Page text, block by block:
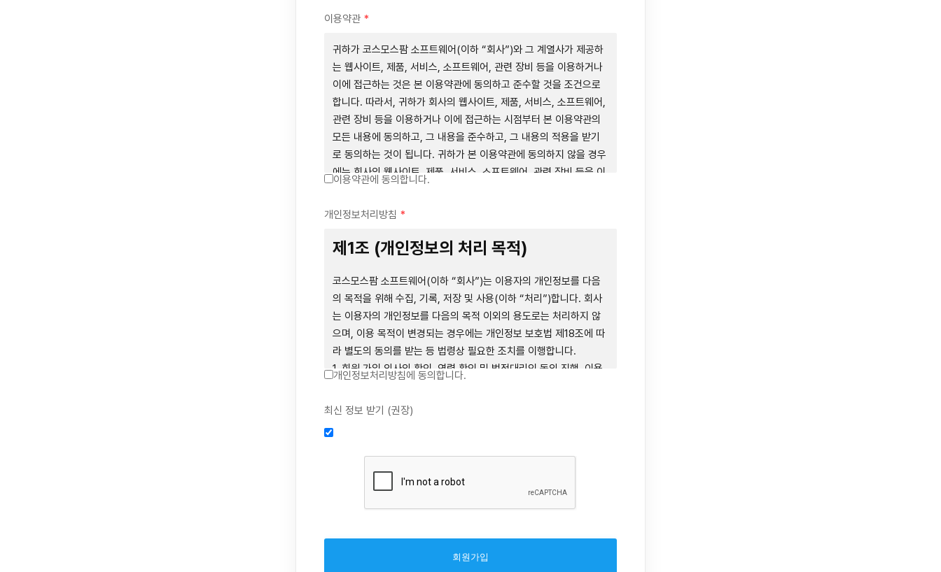
이용약관 *
귀하가 코스모스팜 소프트웨어(이하 “회사”)와 그 계열사가 제공하
는 웹사이트, 제품, 서비스, 소프트웨어, 관련 장비 등을 이용하거나
이에 접근하는 것은 본 이용약관에 동의하고 준수할 것을 조건으로
합니다. 따라서, 귀하가 회사의 웹사이트, 제품, 서비스, 소프트웨어,
관련 장비 등을 이용하거나 이에 접근하는 시점부터 본 이용약관의
모든 내용에 동의하고, 그 내용을 준수하고, 그 내용의 적용을 받기
로 동의하는 것이 됩니다. 귀하가 본 이용약관에 동의하지 않을 경우
에는 회사의 웹사이트, 제품, 서비스, 소프트웨어, 관련 장비 등을 이
서비스 사용 전에 본 이용약관의 내용을 주의 깊게 읽으시기 바랍니
제1장 총칙
제1조 (목적)
본 약관은 코스모스팜 소프트웨어(이하 “회사”)가 데스크톱용, 랩탑
을 통하여 제공하는 "사이드톡" 서비스와 관련하여 회사와 이용자
간의 권리와 의무, 책임사항 및 이용자의 서비스 이용절차 등 회사와
제2조 (용어의 정의)
① 본 약관에서 사용하는 용어의 정의는 다음과 같습니다.
1. 서비스: 회사가 본 약관에 따라 데스크톱용, 랩탑용, 모바일용 어
이용약관에 동의합니다.
개인정보처리방침 *
제1조 (개인정보의 처리 목적)
코스모스팜 소프트웨어(이하 “회사”)는 이용자의 개인정보를 다음
의 목적을 위해 수집, 기록, 저장 및 사용(이하 “처리”)합니다. 회사
는 이용자의 개인정보를 다음의 목적 이외의 용도로는 처리하지 않
으며, 이용 목적이 변경되는 경우에는 개인정보 보호법 제18조에 따
라 별도의 동의를 받는 등 법령상 필요한 조치를 이행합니다.
1. 회원 가입 의사의 확인, 연령 확인 및 법정대리인 동의 진행, 이용
2. 약관 위반 행위 등을 포함하여 서비스의 원활한 운영에 지장을 주
항 전달, 분쟁조정을 위한 기록 보존, 민원처리 등 이용자 보호 및 서
비스 운영
3. 서비스 이용기록과 접속 빈도 분석, 서비스 이용에 대한 통계, 서
비스 분석 및 통계에 따른 맞춤 서비스 제공 및 광고 게재 등
4. 콘텐츠 등 기존 서비스 제공(광고 포함)에 더하여, 인구통계학적
제공 등 신규 서비스 요소의 발굴 및 기존 서비스 개선
개인정보처리방침에 동의합니다.
최신 정보 받기 (권장)